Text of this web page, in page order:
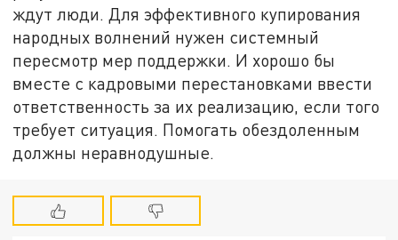
ждут люди. Для эффективного купирования
народных волнений нужен системный
пересмотр мер поддержки. И хорошо бы
вместе с кадровыми перестановками ввести
ответственность за их реализацию, если того
требует ситуация. Помогать обездоленным
должны неравнодушные.